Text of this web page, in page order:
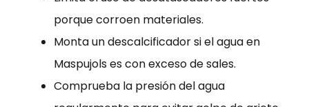
porque corroen materiales.
Monta un descalcificador si el agua en
Maspujols es con exceso de sales.
Comprueba la presión del agua